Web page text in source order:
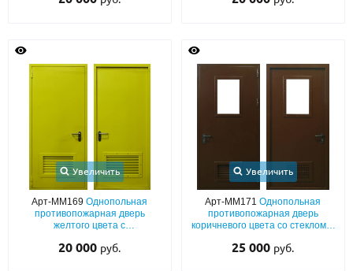
Увеличить
Арт-ММ169Однопольная
противопожарная дверь
желтого цвета с
20 000 руб.
Увеличить
Арт-ММ171Однопольная
противопожарная дверь
коричневого цвета со стеклом и
25 000 руб.